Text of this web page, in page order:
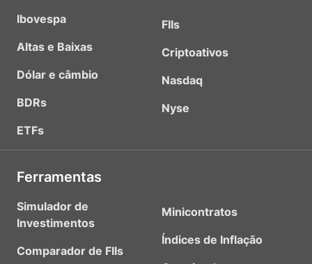
Ibovespa
Altas e Baixas
Dólar e câmbio
BDRs
ETFs
FIIs
Criptoativos
Nasdaq
Nyse
Ferramentas
Simulador de
Investimentos
Comparador de FIIs
Minicontratos
Índices de Inflação